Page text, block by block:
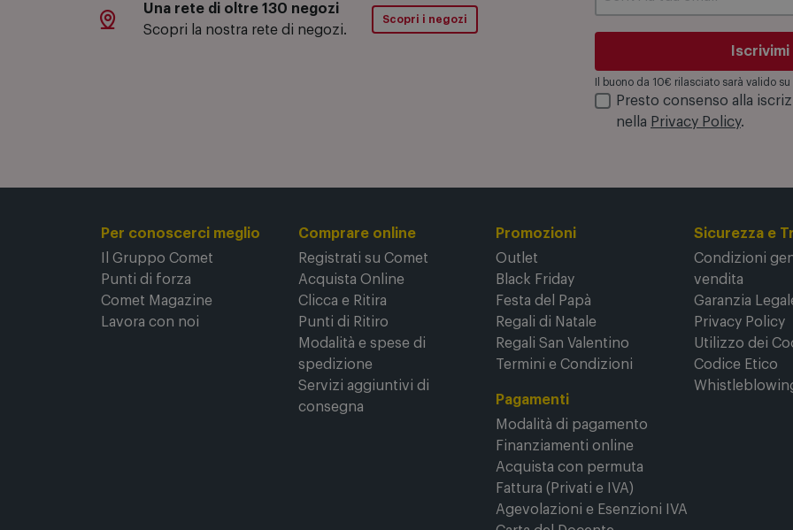
Una rete di oltre 130 negozi
Scopri la nostra rete di negozi.
Scopri i negozi
Iscrivimi
Il buono da 10€ rilasciato sarà valido
Presto consenso alla
nella Privacy Policy.
Per conoscerci meglio
Il Gruppo Comet
Punti di forza
Comet Magazine
Lavora con noi
Comprare online
Registrati su Comet
Acquista Online
Clicca e Ritira
Punti di Ritiro
Modalità e spese di
spedizione
Servizi aggiuntivi di
consegna
Promozioni
Outlet
Black Friday
Festa del Papà
Regali di Natale
Regali San Valentino
Termini e Condizioni
Pagamenti
Modalità di pagamento
Finanziamenti online
Acquista con permuta
Fattura (Privati e IVA)
Agevolazioni e Esenzioni IVA
Sicurezza e
Condizioni
vendita
Garanzia
Privacy Policy
Utilizzo dei
Codice Etico